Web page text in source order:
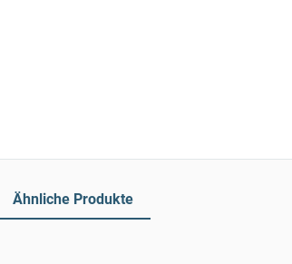
Ähnliche Produkte